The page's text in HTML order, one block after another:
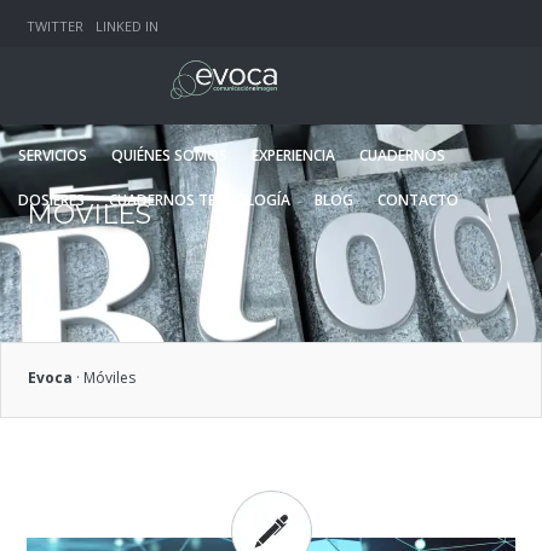
TWITTER LINKED IN
SERVICIOS QUIÉNES SOMOS EXPERIENCIA CUADERNOS
DOSIERES CUADERNOS TECNOLOGÍA BLOG CONTACTO
MÓVILES
Evoca · Móviles